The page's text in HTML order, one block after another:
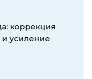
коррекция
усиление